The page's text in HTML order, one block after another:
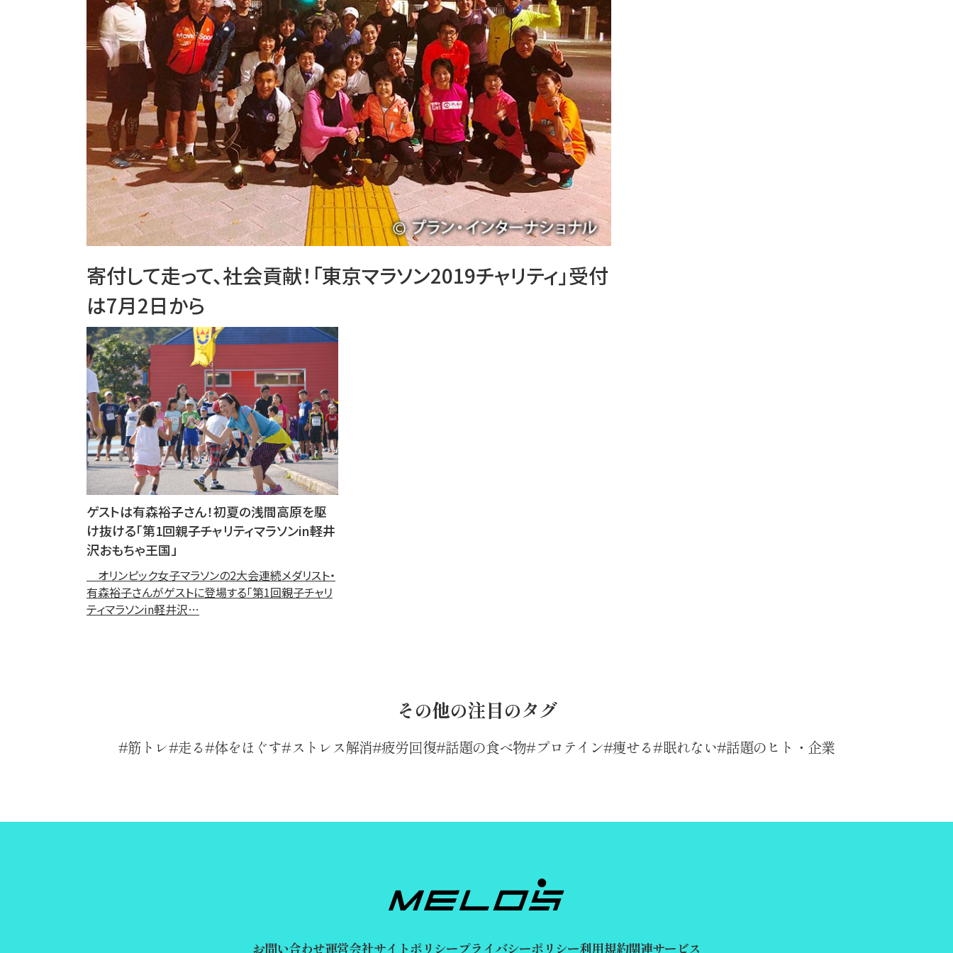
寄付して走って、社会貢献！「東京マラソン2019チャリティ」受付
は7月2日から
ゲストは有森裕子さん！初夏の浅間高原を駆
け抜ける「第1回親子チャリティマラソンin軽井
沢おもちゃ王国」
オリンピック女子マラソンの2大会連続メダリスト・
有森裕子さんがゲストに登場する「第1回親子チャリ
ティマラソンin軽井沢…
その他の注目のタグ
筋トレ 走る 体をほぐす ストレス解消 疲労回復 話題の食べ物 プロテイン 痩せる 眠れない 話題のヒト・企業
お問い合わせ運営会社サイトポリシープライバシーポリシー利用規約関連サービス